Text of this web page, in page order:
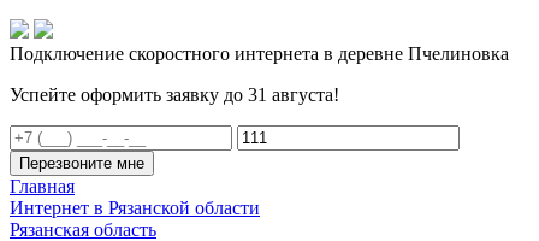
Подключение скоростного интернета в деревне Пчелиновка
Успейте оформить заявку до 31 августа!
Перезвоните мне
Главная
Интернет в Рязанской области
Рязанская область